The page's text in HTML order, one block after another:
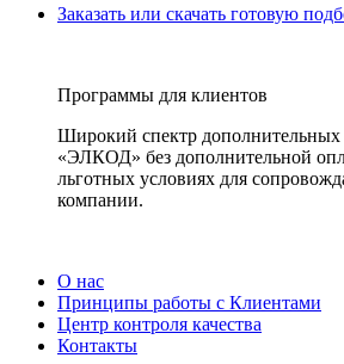
Заказать или скачать готовую
Программы для клиентов
Широкий спектр дополнительных
«ЭЛКОД» без дополнительной
льготных условиях для
компании.
О нас
Принципы работы с Клиентами
Центр контроля качества
Контакты